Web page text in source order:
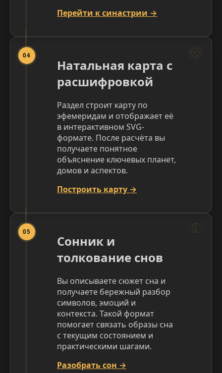
Перейти к синастрии →
04
Натальная карта с
расшифровкой
Раздел строит карту по
эфемеридам и отображает её
в интерактивном SVG-
формате. После расчёта вы
получаете понятное
объяснение ключевых планет,
домов и аспектов.
Построить карту →
05
Сонник и
толкование снов
Вы описываете сюжет сна и
получаете бережный разбор
символов, эмоций и
контекста. Такой формат
помогает связать образы сна
с текущим состоянием и
практическими шагами.
Разобрать сон →